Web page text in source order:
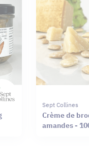
Sept Collines
Crème de
amandes -